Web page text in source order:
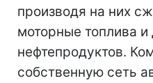
производя на них
моторные топлива и
нефтепродуктов.
собственную сеть